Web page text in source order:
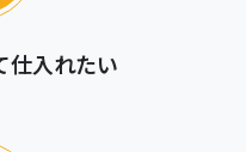
仕入れたい